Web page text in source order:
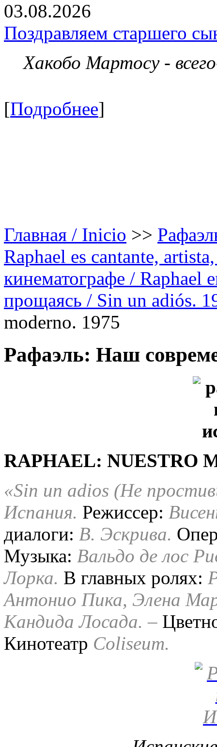
03.08.2026
Поздравляем старшего
Хакобо Мартосу -
[Подробнее]
Главная / Inicio >>
Raphael es cantante,
кинематографе / Raphael
прощаясь / Sin un adiós.
moderno. 1975
Рафаэль: Наш
RAPHAEL: NUESTRO
«Sin un adios (Не
Испания. Режиссер:
диалоги: В. Эскрива.
Музыка: Вальдо де лос
Лорка. В главных ролях:
Антонио Пика, Элена
Кандида Лосада. –
Кинотеатр Coliseum.